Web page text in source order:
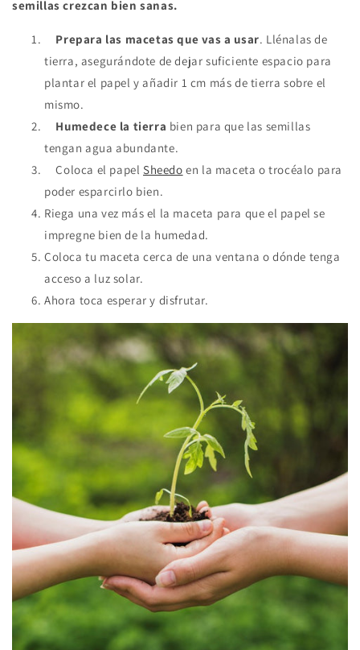
semillas crezcan bien sanas.
Prepara las macetas que vas a usar. Llénalas de
tierra, asegurándote de dejar suficiente espacio para
plantar el papel y añadir 1 cm más de tierra sobre el
mismo.
Humedece la tierra bien para que las semillas
tengan agua abundante.
Coloca el papel Sheedo en la maceta o trocéalo para
poder esparcirlo bien.
Riega una vez más el la maceta para que el papel se
impregne bien de la humedad.
Coloca tu maceta cerca de una ventana o dónde tenga
acceso a luz solar.
Ahora toca esperar y disfrutar.